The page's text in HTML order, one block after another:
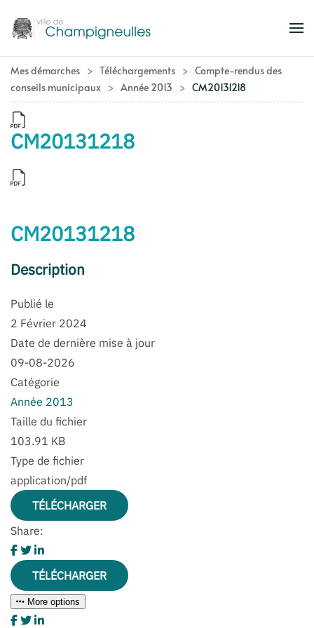
Accéder au contenu principal
Mes démarches Téléchargements
Compte-rendus des
conseils municipaux
Année 2013 CM20131218
CM20131218
CM20131218
Description
Publié le
2 Février 2024
Date de dernière mise à jour
09-08-2026
Catégorie
Année 2013
Taille du fichier
103.91 KB
Type de fichier
application/pdf
TÉLÉCHARGER
Share:
TÉLÉCHARGER
More options